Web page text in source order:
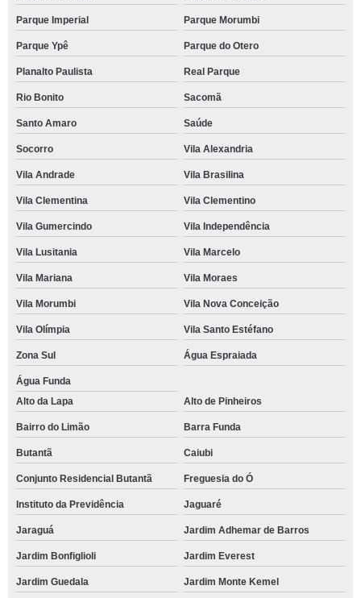
Parque Imperial Parque Morumbi
Parque Ypê Parque do Otero
Planalto Paulista Real Parque
Rio Bonito Sacomã
Santo Amaro Saúde
Socorro Vila Alexandria
Vila Andrade Vila Brasilina
Vila Clementina Vila Clementino
Vila Gumercindo Vila Independência
Vila Lusitania Vila Marcelo
Vila Mariana Vila Moraes
Vila Morumbi Vila Nova Conceição
Vila Olímpia Vila Santo Estéfano
Zona Sul Água Espraiada
Água Funda
Alto da Lapa
Alto de Pinheiros
Bairro do Limão Barra Funda
Butantã Caiubi
Conjunto Residencial Butantã Freguesia do Ó
Instituto da Previdência Jaguaré
Jaraguá Jardim Adhemar de Barros
Jardim Bonfiglioli Jardim Everest
Jardim Guedala Jardim Monte Kemel